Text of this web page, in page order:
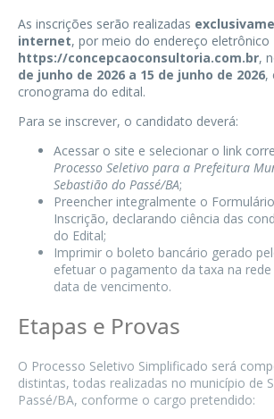
As inscrições serão realizadas
internet, por meio do endereço eletrônico
https://concepcaoconsultoria.com.br,
de junho de 2026 a 15 de junho de 2026,
cronograma do edital.
Para se inscrever, o candidato deverá:
Acessar o site e selecionar o link
Processo Seletivo para a Prefeitura
Sebastião do Passé/BA;
Preencher integralmente o
Inscrição, declarando ciência das
do Edital;
Imprimir o boleto bancário gerado
efetuar o pagamento da taxa na
data de vencimento.
Etapas e Provas
O Processo Seletivo Simplificado será
distintas, todas realizadas no município de
Passé/BA, conforme o cargo pretendido: